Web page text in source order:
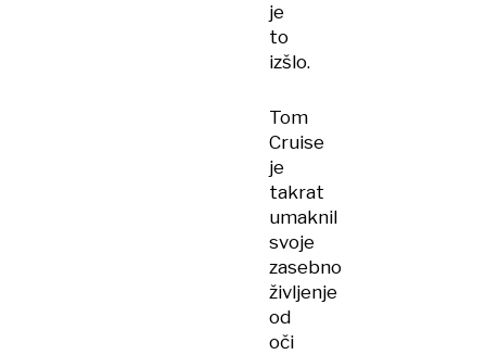
je
to
izšlo.
Tom
Cruise
je
takrat
umaknil
svoje
zasebno
življenje
od
oči